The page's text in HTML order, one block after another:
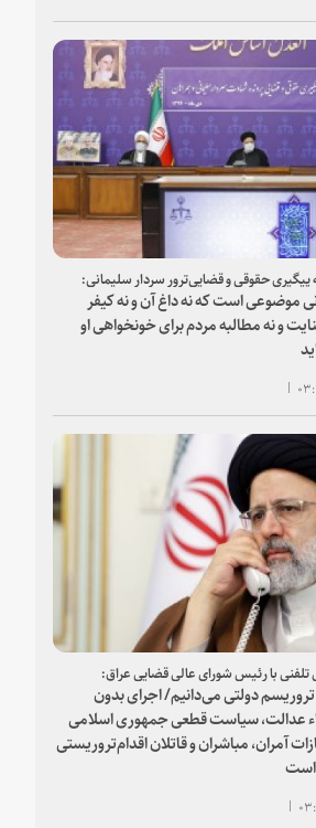
حقوقی و قضایی‌‌ترور سردار سلیمانی:
موضوعی است که نه داغ آن و نه کیفر
و نه مطالبه مردم برای خونخواهی او
با رئیس شورای عالی قضایی عراق:
‌‌تروریسم دولتی می‌دانیم/ اجرای بدون
عدالت، سیاست قطعی جمهوری اسلامی
آمران، مباشران و قاتلان اقدام‌تروریستی
است